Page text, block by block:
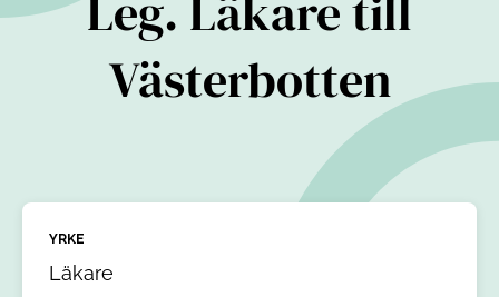
Västerbotten
YRKE
Läkare